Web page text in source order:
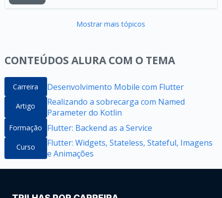
Mostrar mais tópicos
CONTEÚDOS ALURA COM O TEMA
Carreira Desenvolvimento Mobile com Flutter
Artigo
Realizando a sobrecarga com Named
Parameter do Kotlin
Formação Flutter: Backend as a Service
Curso
Flutter: Widgets, Stateless, Stateful, Imagens
e Animações